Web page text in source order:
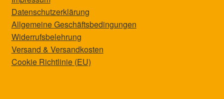
Datenschutzerklärung
Allgemeine Geschäftsbedingungen
Widerrufsbelehrung
Versand & Versandkosten
Cookie Richtlinie (EU)